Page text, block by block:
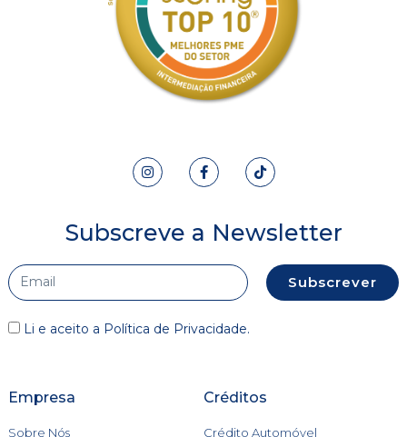
Subscreve a Newsletter
Li e aceito a Política de Privacidade.
Subscrever
Empresa
Sobre Nós
Créditos
Crédito Automóvel